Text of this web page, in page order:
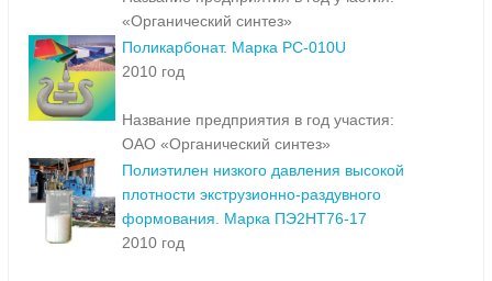
«Органический синтез»
Поликарбонат. Марка PC-010U
2010 год
Название предприятия в год участия:
ОАО «Органический синтез»
Полиэтилен низкого давления высокой
плотности экструзионно-раздувного
формования. Марка ПЭ2НТ76-17
2010 год